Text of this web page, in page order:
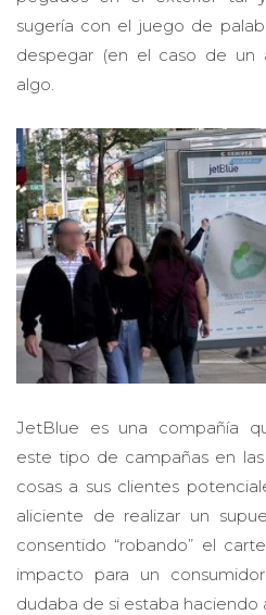
sugería con el juego de
despegar (en el caso de un
algo.
JetBlue es una compañía
este tipo de campañas en
cosas a sus clientes
aliciente de realizar un
consentido “robando” el
impacto para un
dudaba de si estaba haciendo